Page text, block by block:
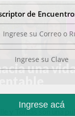
una
y Tomás son una
editoriales,
de